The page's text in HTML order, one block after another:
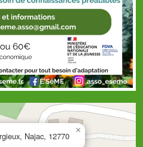
Najac, 12770
×